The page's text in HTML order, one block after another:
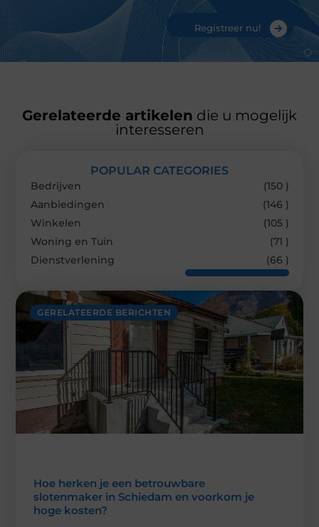
Registreer nu!
Gerelateerde artikelen die u mogelijk
interesseren
GERELATEERDE BERICHTEN
Hoe herken je een betrouwbare
slotenmaker in Schiedam en voorkom je
hoge kosten?
POPULAR CATEGORIES
Bedrijven
(150 )
Aanbiedingen
(146 )
Winkelen
(105 )
Woning en Tuin
(71 )
Dienstverlening
(66 )